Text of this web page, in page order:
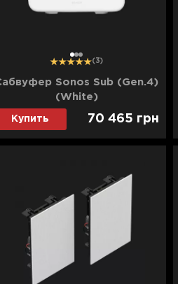
12 3 (3)
Sonos Sub (Gen.4)
(White)
Купить 70 465 грн